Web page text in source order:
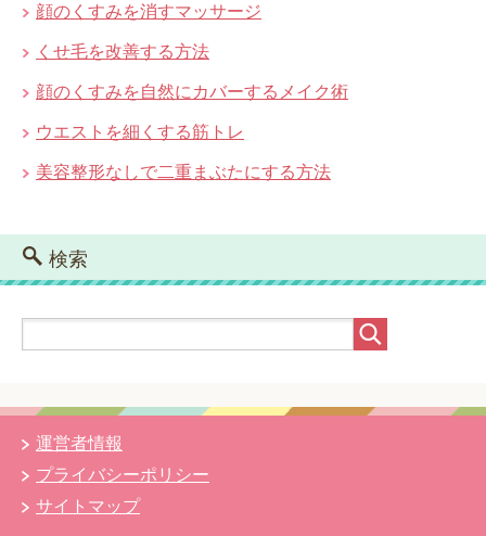
顔のくすみを消すマッサージ
くせ毛を改善する方法
顔のくすみを自然にカバーするメイク術
ウエストを細くする筋トレ
美容整形なしで二重まぶたにする方法
検索
運営者情報
プライバシーポリシー
サイトマップ